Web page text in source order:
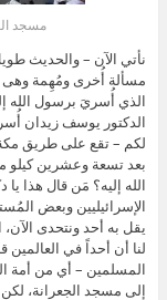
مسجد
نأتي الآن – والحديث
مسألة أُخرى ومُهِمة وهى
الذي أُسريَ برسول الله
الدكتور يوسف زيدان
لكم – تقع على طريق
بعد تسعة وعشرين كيلو
الله إليه؟ مَن قال هذا
الإسرائيليين وبعض
يقل به أحد ونتحدى
لنا أن أحداً في العالمين
المسلمين – أي من أمة